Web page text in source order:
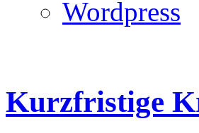
Wordpress
Kurzfristige